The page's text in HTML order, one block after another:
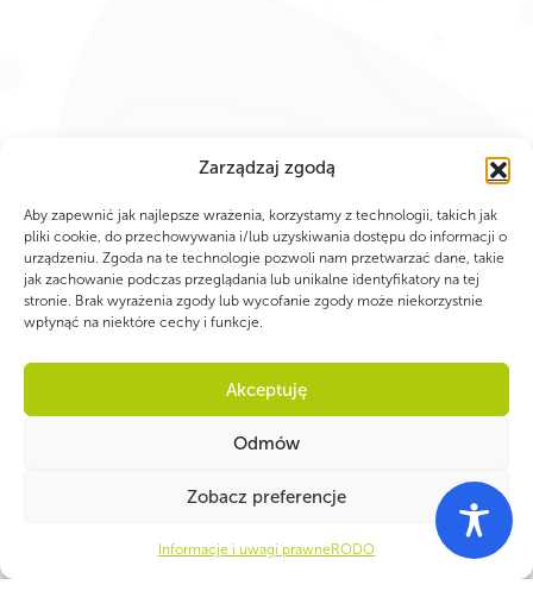
Zarządzaj zgodą
Aby zapewnić jak najlepsze wrażenia, korzystamy z technologii, takich jak
pliki cookie, do przechowywania i/lub uzyskiwania dostępu do informacji o
urządzeniu. Zgoda na te technologie pozwoli nam przetwarzać dane, takie
jak zachowanie podczas przeglądania lub unikalne identyfikatory na tej
stronie. Brak wyrażenia zgody lub wycofanie zgody może niekorzystnie
wpłynąć na niektóre cechy i funkcje.
Akceptuję
Odmów
Zobacz preferencje
Informacje i uwagi prawne RODO
PARTNERZY